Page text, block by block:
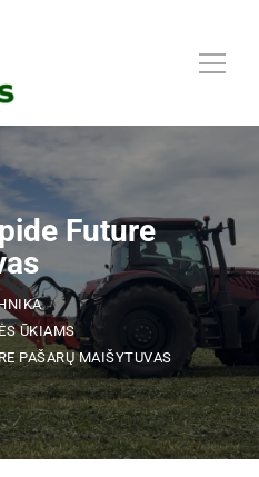
Future
ŪKIAMS
PAŠARŲ MAIŠYTUVAS